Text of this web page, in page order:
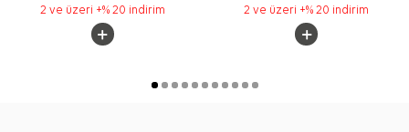
2 ve üzeri +% 20 indirim 2 ve üzeri +% 20 indirim